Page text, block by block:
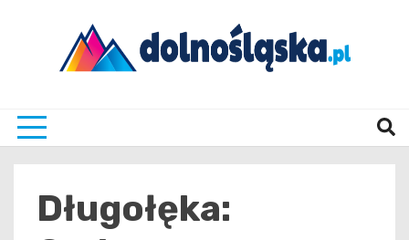
Długołęka: